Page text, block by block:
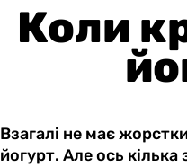
Коли
Взагалі не має
йогурт. Але ось